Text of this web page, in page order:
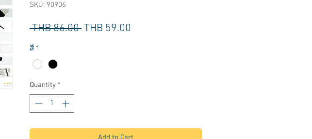
SKU: 90906
THB 86.00 Regular
THB 59.00
สี *
Quantity *